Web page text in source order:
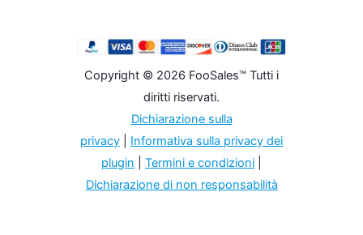
Copyright © 2026 FooSales™ Tutti i
diritti riservati.
Dichiarazione sulla
privacy
Informativa sulla privacy dei
plugin
Termini e condizioni
Dichiarazione di non responsabilità